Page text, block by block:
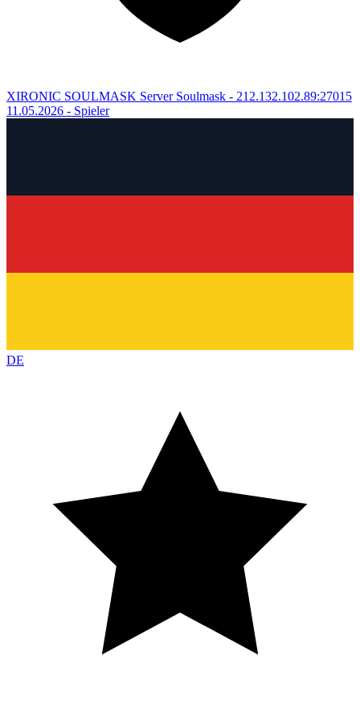
XIRONIC SOULMASK Server Soulmask - 212.132.102.89:27015
11.05.2026 - Spieler
DE